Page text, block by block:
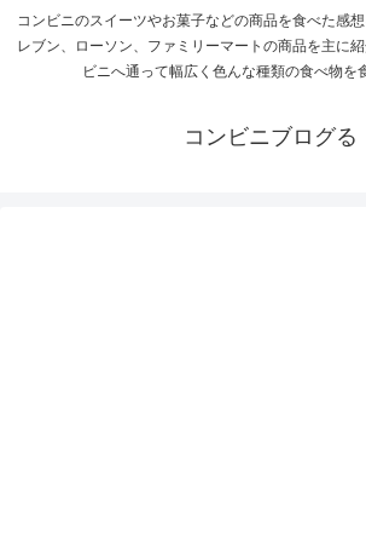
コンビニのスイーツやお菓子などの商品を食べた感
レブン、ローソン、ファミリーマートの商品を主に
ビニへ通って幅広く色んな種類の食べ物を
コンビニブログる